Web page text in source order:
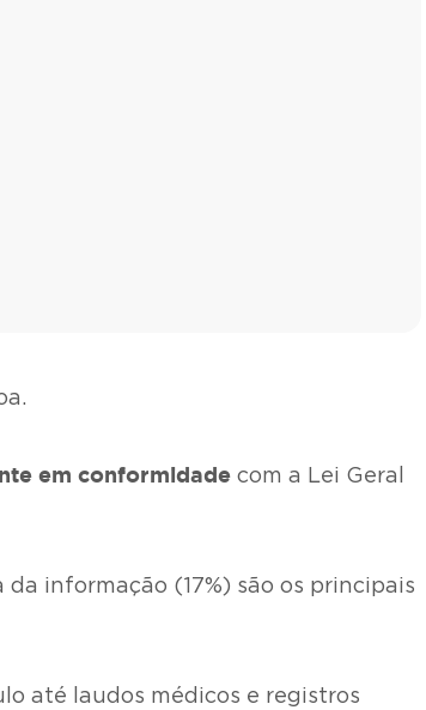
em conformidade com a Lei Geral
informação (17%) são os principais
até laudos médicos e registros